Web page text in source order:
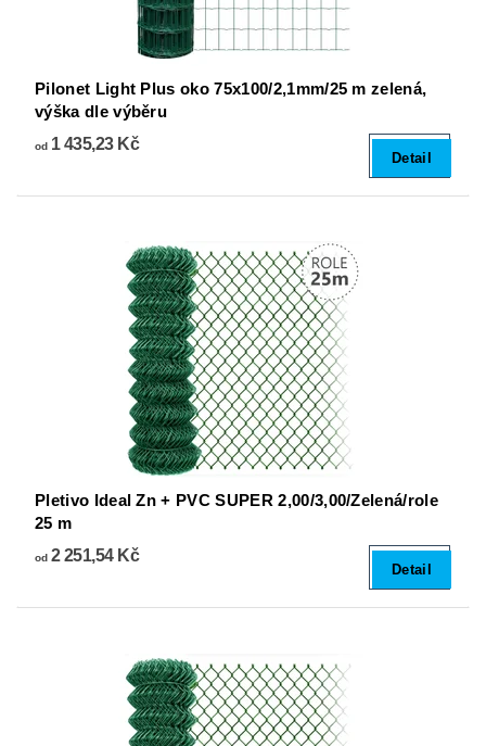
Pilonet Light Plus oko 75x100/2,1mm/25 m zelená,
výška dle výběru
od1 435,23 Kč
Detail
Pletivo Ideal Zn + PVC SUPER 2,00/3,00/Zelená/role
25 m
od2 251,54 Kč
Detail